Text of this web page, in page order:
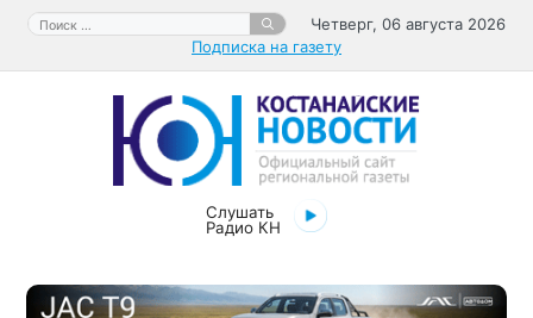
Перейти
содержимому
Поиск:
Четверг, 06 августа 2026
Подписка на газету
Слушать
Радио КН